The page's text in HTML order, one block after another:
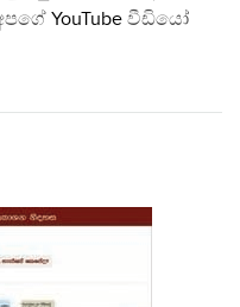
YouTube වීඩියෝ